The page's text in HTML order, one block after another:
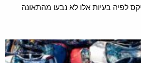
לפיה בעיות אלו לא נבעו מהתאונה